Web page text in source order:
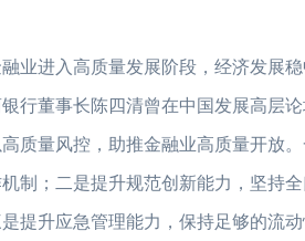
业进入高质量发展阶段，经济发展
行董事长陈四清曾在中国发展高层
质量风控，助推金融业高质量开放
制；二是提升规范创新能力，坚持
提升应急管理能力，保持足够的流